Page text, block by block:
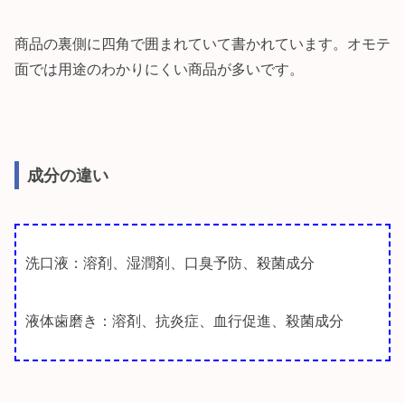
商品の裏側に四角で囲まれていて書かれています。オモテ
面では用途のわかりにくい商品が多いです。
成分の違い
洗口液：溶剤、湿潤剤、口臭予防、殺菌成分
液体歯磨き：溶剤、抗炎症、血行促進、殺菌成分